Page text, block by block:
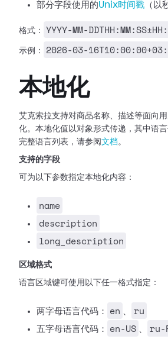
部分字段使用的Unix时间戳 （以
格式： YYYY-MM-
示例： 2026-03-
本地化
艾克索拉支持对商品名称、描述等面向
化。本地化值以对象形式传递，其中语
完整语言列表，请参阅 文档。
支持的字段
可为以下参数指定本地化内容：
name
description
long_description
区域格式
语言区域键可使用以下任一格式指定：
两字母语言代码： en 、 ru
五字母语言代码： en-US 、 ru-